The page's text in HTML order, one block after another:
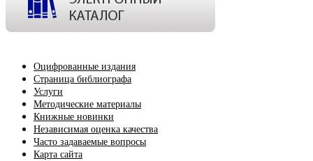
Оцифрованные издания
Страница библиографа
Услуги
Методические материалы
Книжные новинки
Независимая оценка качества
Часто задаваемые вопросы
Карта сайта